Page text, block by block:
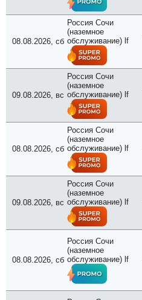
08.08.2026, сб
Россия Сочи
(наземное
обслуживание) lf
09.08.2026, вс
Россия Сочи
(наземное
обслуживание) lf
08.08.2026, сб
Россия Сочи
(наземное
обслуживание) lf
09.08.2026, вс
Россия Сочи
(наземное
обслуживание) lf
08.08.2026, сб
Россия Сочи
(наземное
обслуживание) lf